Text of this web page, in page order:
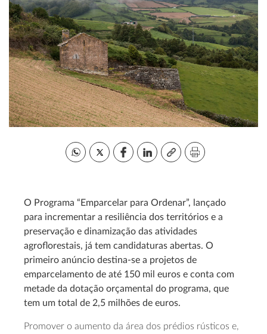
O Programa “Emparcelar para Ordenar”, lançado
para incrementar a resiliência dos territórios e a
preservação e dinamização das atividades
agroflorestais, já tem candidaturas abertas. O
primeiro anúncio destina-se a projetos de
emparcelamento de até 150 mil euros e conta com
metade da dotação orçamental do programa, que
tem um total de 2,5 milhões de euros.
Promover o aumento da área dos prédios rústicos e,